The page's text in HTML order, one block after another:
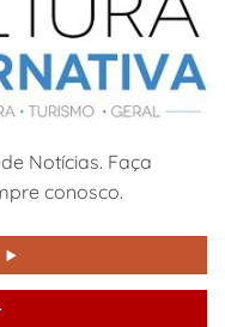
Notícias. Faça
conosco.